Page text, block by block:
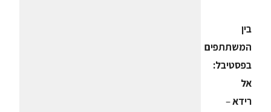
בין
המשתתפים
בפסטיבל:
אל
רידא–